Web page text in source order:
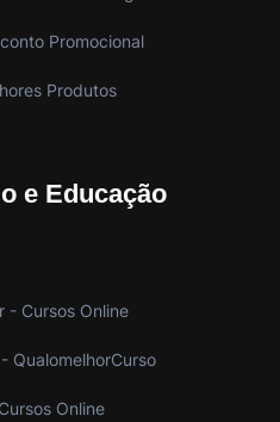
Promocional
Produtos
e Educação
- Cursos Online
QualomelhorCurso
Online